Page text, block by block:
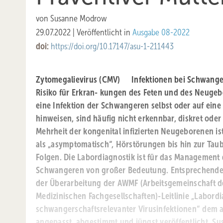
von Susanne Modrow
29.07.2022 Veröffentlicht in Ausgabe 08-2022
doi: https://doi.org/10.17147/asu-1-211443
Zytomegalievirus (CMV) Infektionen bei
Risiko für Erkran- kungen des Feten und des
eine Infektion der Schwangeren selbst oder auf
hinweisen, sind häufig nicht erkennbar, diskret
Mehrheit der kongenital infizierten Neugeborenen
als „asympto­matisch“, Hörstörungen bis hin zur
Folgen. Die Labordiagnostik ist für das
Schwangeren von großer Bedeutung.
der Überarbeitung der AWMF (Arbeitsgemeinschaft
Medizinischen Fachgesellschaften)-Leitlinie
schwangerschaftsrelevanter Virusinfektionen“ dem